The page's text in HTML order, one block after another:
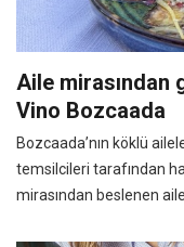
Aile mirasından
Vino Bozcaada
Bozcaada’nın köklü
temsilcileri tarafından
mirasından beslenen